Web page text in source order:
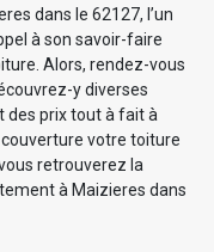
dans le 62127, l’un
à son savoir-faire
Alors, rendez-vous
y diverses
des prix tout à fait à
votre toiture
retrouverez la
à Maizieres dans